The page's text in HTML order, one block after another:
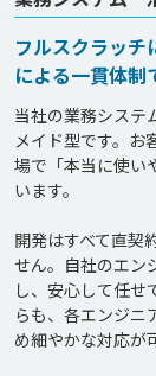
フルスクラッチ
による一貫体制
当社の業務システ
メイド型です。お
場で「本当に使い
います。
開発はすべて直契
せん。自社のエン
し、安心して任せ
らも、各エンジニ
め細やかな対応が